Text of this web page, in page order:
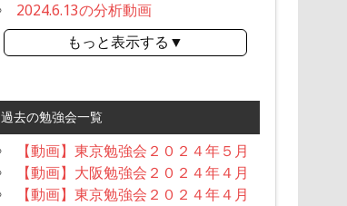
2024.6.13の分析動画
もっと表示する▼
過去の勉強会一覧
【動画】東京勉強会２０２４年５月
【動画】大阪勉強会２０２４年４月
【動画】東京勉強会２０２４年４月